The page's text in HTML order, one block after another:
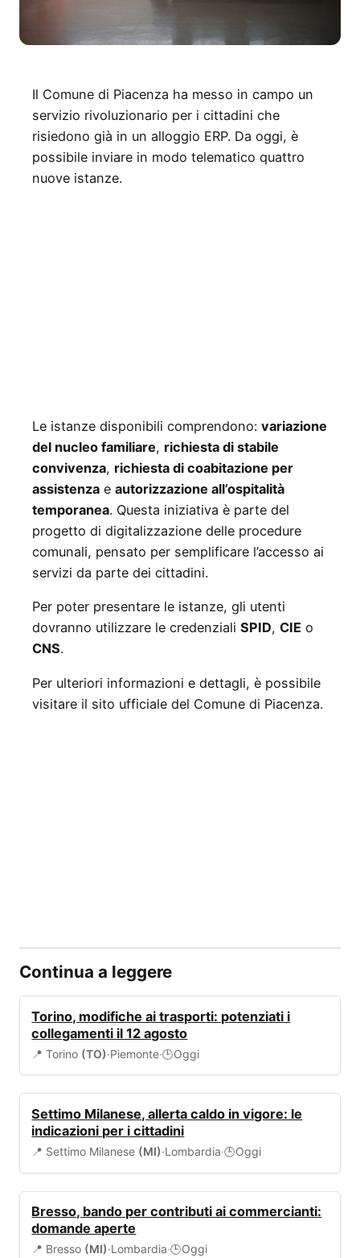
Il Comune di Piacenza ha messo in campo un
servizio rivoluzionario per i cittadini che
risiedono già in un alloggio ERP. Da oggi, è
possibile inviare in modo telematico quattro
nuove istanze.
Le istanze disponibili comprendono: variazione
del nucleo familiare, richiesta di stabile
convivenza, richiesta di coabitazione per
assistenza e autorizzazione all’ospitalità
temporanea. Questa iniziativa è parte del
progetto di digitalizzazione delle procedure
comunali, pensato per semplificare l’accesso ai
servizi da parte dei cittadini.
Per poter presentare le istanze, gli utenti
dovranno utilizzare le credenziali SPID, CIE o
CNS.
Per ulteriori informazioni e dettagli, è possibile
visitare il sito ufficiale del Comune di Piacenza.
Continua a leggere
Torino, modifiche ai trasporti: potenziati i
collegamenti il 12 agosto
📍 Torino (TO)·Piemonte·🕒Oggi
Settimo Milanese, allerta caldo in vigore: le
indicazioni per i cittadini
📍 Settimo Milanese (MI)·Lombardia·🕒Oggi
Bresso, bando per contributi ai commercianti:
domande aperte
📍 Bresso (MI)·Lombardia·🕒Oggi